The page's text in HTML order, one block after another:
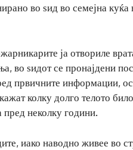
во ѕид во семејна
ја отвориле
во ѕидот се пронајдени
првичните информации,
колку долго телото
неколку години.
иако наводно живее во